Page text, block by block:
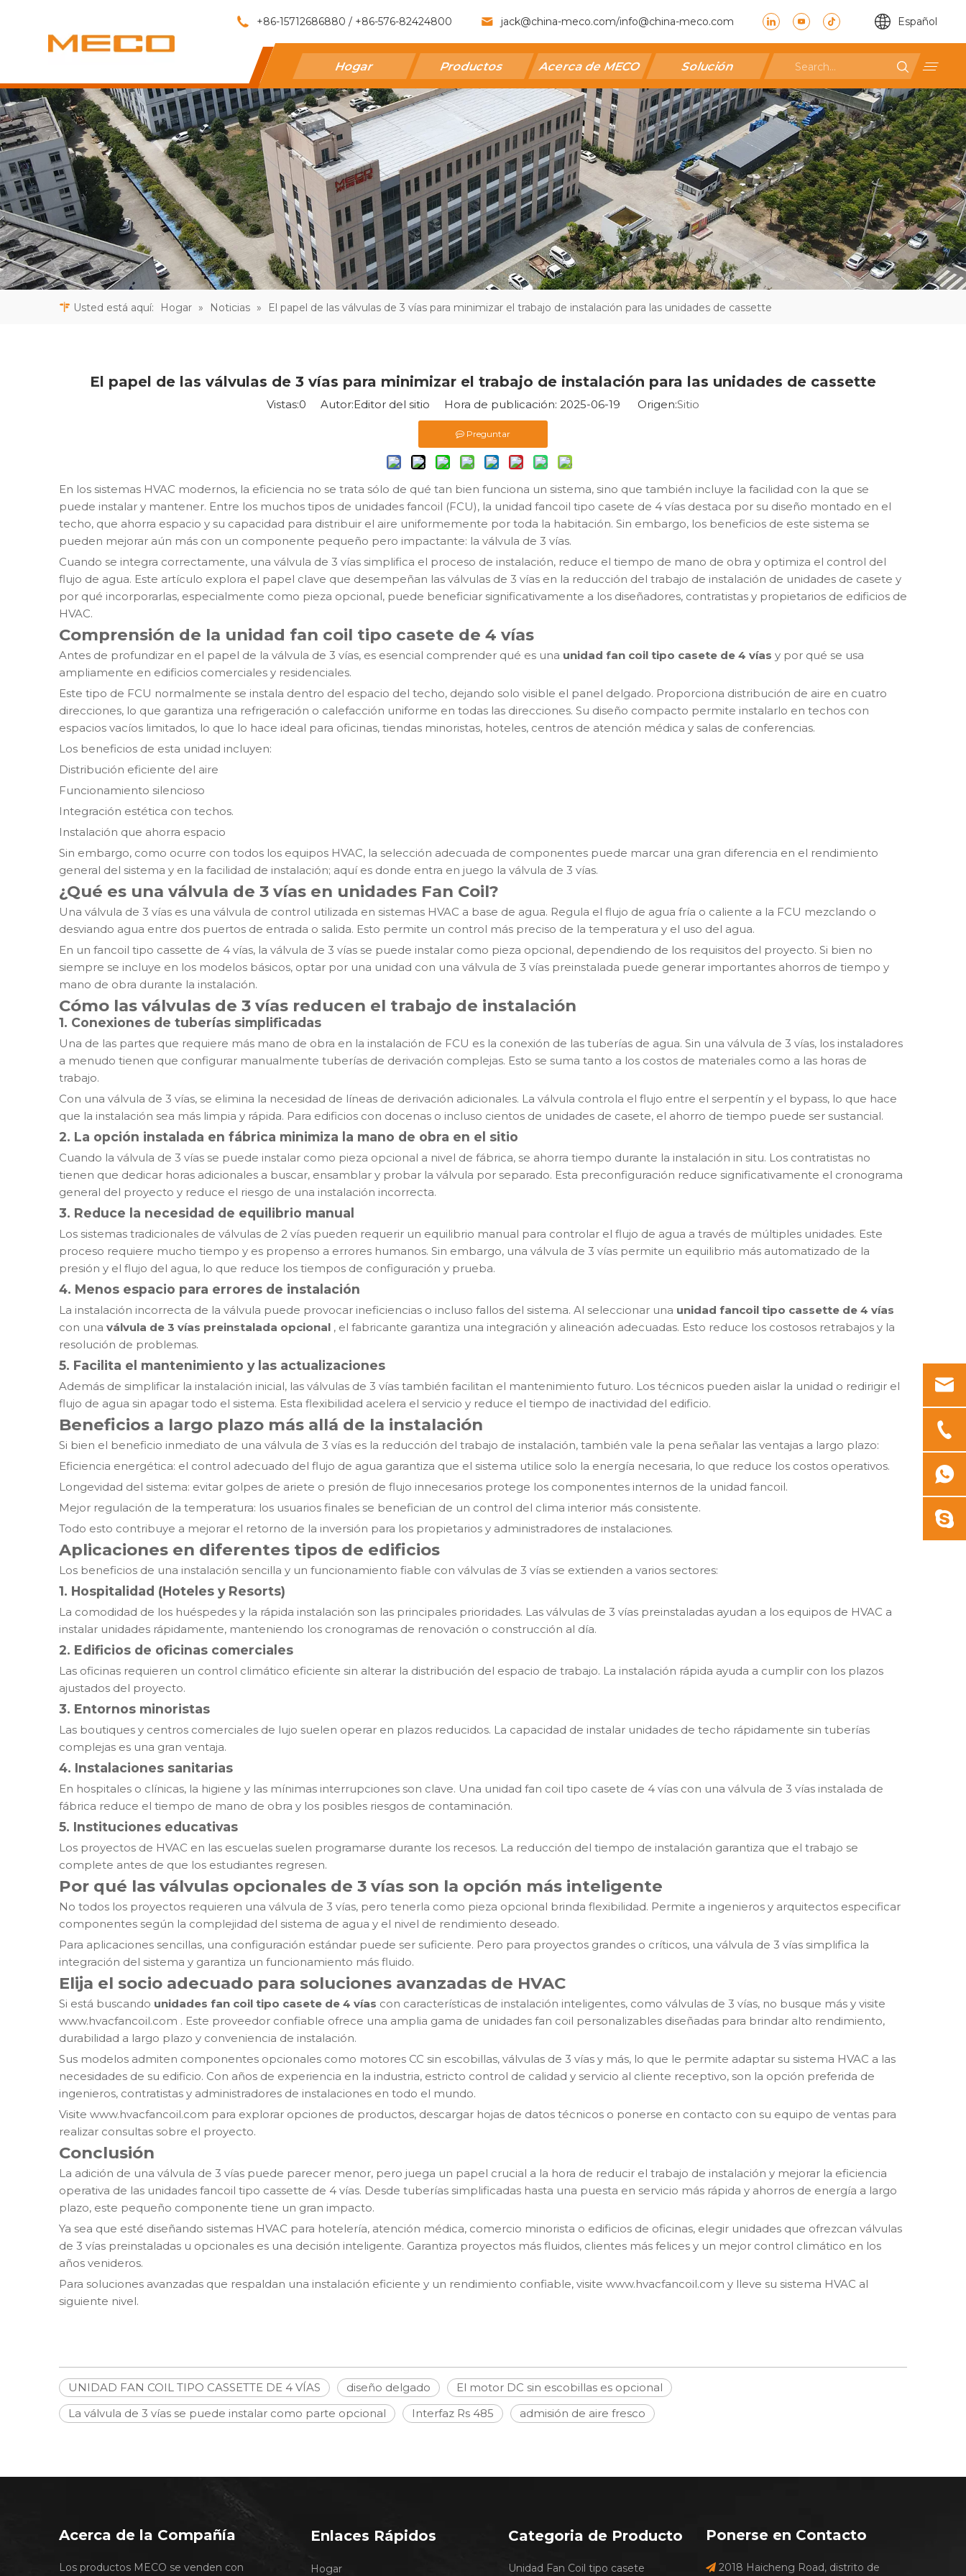
+86-15712686880 / +86-576-82424800 jack@china-meco.com/info@china-meco.com Español
Hogar Productos Acerca de MECO Solución
Usted está aquí: Hogar » Noticias » El papel de las válvulas de 3 vías para minimizar el trabajo de instalación para las unidades de cassette
El papel de las válvulas de 3 vías para minimizar el trabajo de instalación para las unidades de cassette
Vistas:0 Autor:Editor del sitio Hora de publicación: 2025-06-19 Origen:Sitio
Preguntar
En los sistemas HVAC modernos, la eficiencia no se trata sólo de qué tan bien funciona un sistema, sino que también incluye la facilidad con la que se
puede instalar y mantener. Entre los muchos tipos de unidades fancoil (FCU), la unidad fancoil tipo casete de 4 vías destaca por su diseño montado en el
techo, que ahorra espacio y su capacidad para distribuir el aire uniformemente por toda la habitación. Sin embargo, los beneficios de este sistema se
pueden mejorar aún más con un componente pequeño pero impactante: la válvula de 3 vías.
Cuando se integra correctamente, una válvula de 3 vías simplifica el proceso de instalación, reduce el tiempo de mano de obra y optimiza el control del
flujo de agua. Este artículo explora el papel clave que desempeñan las válvulas de 3 vías en la reducción del trabajo de instalación de unidades de casete y
por qué incorporarlas, especialmente como pieza opcional, puede beneficiar significativamente a los diseñadores, contratistas y propietarios de edificios de
HVAC.
Comprensión de la unidad fan coil tipo casete de 4 vías
Antes de profundizar en el papel de la válvula de 3 vías, es esencial comprender qué es una unidad fan coil tipo casete de 4 vías y por qué se usa
ampliamente en edificios comerciales y residenciales.
Este tipo de FCU normalmente se instala dentro del espacio del techo, dejando solo visible el panel delgado. Proporciona distribución de aire en cuatro
direcciones, lo que garantiza una refrigeración o calefacción uniforme en todas las direcciones. Su diseño compacto permite instalarlo en techos con
espacios vacíos limitados, lo que lo hace ideal para oficinas, tiendas minoristas, hoteles, centros de atención médica y salas de conferencias.
Los beneficios de esta unidad incluyen:
Distribución eficiente del aire
Funcionamiento silencioso
Integración estética con techos.
Instalación que ahorra espacio
Sin embargo, como ocurre con todos los equipos HVAC, la selección adecuada de componentes puede marcar una gran diferencia en el rendimiento
general del sistema y en la facilidad de instalación; aquí es donde entra en juego la válvula de 3 vías.
¿Qué es una válvula de 3 vías en unidades Fan Coil?
Una válvula de 3 vías es una válvula de control utilizada en sistemas HVAC a base de agua. Regula el flujo de agua fría o caliente a la FCU mezclando o
desviando agua entre dos puertos de entrada o salida. Esto permite un control más preciso de la temperatura y el uso del agua.
En un fancoil tipo cassette de 4 vías, la válvula de 3 vías se puede instalar como pieza opcional, dependiendo de los requisitos del proyecto. Si bien no
siempre se incluye en los modelos básicos, optar por una unidad con una válvula de 3 vías preinstalada puede generar importantes ahorros de tiempo y
mano de obra durante la instalación.
Cómo las válvulas de 3 vías reducen el trabajo de instalación
1. Conexiones de tuberías simplificadas
Una de las partes que requiere más mano de obra en la instalación de FCU es la conexión de las tuberías de agua. Sin una válvula de 3 vías, los instaladores
a menudo tienen que configurar manualmente tuberías de derivación complejas. Esto se suma tanto a los costos de materiales como a las horas de
trabajo.
Con una válvula de 3 vías, se elimina la necesidad de líneas de derivación adicionales. La válvula controla el flujo entre el serpentín y el bypass, lo que hace
que la instalación sea más limpia y rápida. Para edificios con docenas o incluso cientos de unidades de casete, el ahorro de tiempo puede ser sustancial.
2. La opción instalada en fábrica minimiza la mano de obra en el sitio
Cuando la válvula de 3 vías se puede instalar como pieza opcional a nivel de fábrica, se ahorra tiempo durante la instalación in situ. Los contratistas no
tienen que dedicar horas adicionales a buscar, ensamblar y probar la válvula por separado. Esta preconfiguración reduce significativamente el cronograma
general del proyecto y reduce el riesgo de una instalación incorrecta.
3. Reduce la necesidad de equilibrio manual
Los sistemas tradicionales de válvulas de 2 vías pueden requerir un equilibrio manual para controlar el flujo de agua a través de múltiples unidades. Este
proceso requiere mucho tiempo y es propenso a errores humanos. Sin embargo, una válvula de 3 vías permite un equilibrio más automatizado de la
presión y el flujo del agua, lo que reduce los tiempos de configuración y prueba.
4. Menos espacio para errores de instalación
La instalación incorrecta de la válvula puede provocar ineficiencias o incluso fallos del sistema. Al seleccionar una unidad fancoil tipo cassette de 4 vías
con una válvula de 3 vías preinstalada opcional , el fabricante garantiza una integración y alineación adecuadas. Esto reduce los costosos retrabajos y la
resolución de problemas.
5. Facilita el mantenimiento y las actualizaciones
Además de simplificar la instalación inicial, las válvulas de 3 vías también facilitan el mantenimiento futuro. Los técnicos pueden aislar la unidad o redirigir el
flujo de agua sin apagar todo el sistema. Esta flexibilidad acelera el servicio y reduce el tiempo de inactividad del edificio.
Beneficios a largo plazo más allá de la instalación
Si bien el beneficio inmediato de una válvula de 3 vías es la reducción del trabajo de instalación, también vale la pena señalar las ventajas a largo plazo:
Eficiencia energética: el control adecuado del flujo de agua garantiza que el sistema utilice solo la energía necesaria, lo que reduce los costos operativos.
Longevidad del sistema: evitar golpes de ariete o presión de flujo innecesarios protege los componentes internos de la unidad fancoil.
Mejor regulación de la temperatura: los usuarios finales se benefician de un control del clima interior más consistente.
Todo esto contribuye a mejorar el retorno de la inversión para los propietarios y administradores de instalaciones.
Aplicaciones en diferentes tipos de edificios
Los beneficios de una instalación sencilla y un funcionamiento fiable con válvulas de 3 vías se extienden a varios sectores:
1. Hospitalidad (Hoteles y Resorts)
La comodidad de los huéspedes y la rápida instalación son las principales prioridades. Las válvulas de 3 vías preinstaladas ayudan a los equipos de HVAC a
instalar unidades rápidamente, manteniendo los cronogramas de renovación o construcción al día.
2. Edificios de oficinas comerciales
Las oficinas requieren un control climático eficiente sin alterar la distribución del espacio de trabajo. La instalación rápida ayuda a cumplir con los plazos
ajustados del proyecto.
3. Entornos minoristas
Las boutiques y centros comerciales de lujo suelen operar en plazos reducidos. La capacidad de instalar unidades de techo rápidamente sin tuberías
complejas es una gran ventaja.
4. Instalaciones sanitarias
En hospitales o clínicas, la higiene y las mínimas interrupciones son clave. Una unidad fan coil tipo casete de 4 vías con una válvula de 3 vías instalada de
fábrica reduce el tiempo de mano de obra y los posibles riesgos de contaminación.
5. Instituciones educativas
Los proyectos de HVAC en las escuelas suelen programarse durante los recesos. La reducción del tiempo de instalación garantiza que el trabajo se
complete antes de que los estudiantes regresen.
Por qué las válvulas opcionales de 3 vías son la opción más inteligente
No todos los proyectos requieren una válvula de 3 vías, pero tenerla como pieza opcional brinda flexibilidad. Permite a ingenieros y arquitectos especificar
componentes según la complejidad del sistema de agua y el nivel de rendimiento deseado.
Para aplicaciones sencillas, una configuración estándar puede ser suficiente. Pero para proyectos grandes o críticos, una válvula de 3 vías simplifica la
integración del sistema y garantiza un funcionamiento más fluido.
Elija el socio adecuado para soluciones avanzadas de HVAC
Si está buscando unidades fan coil tipo casete de 4 vías con características de instalación inteligentes, como válvulas de 3 vías, no busque más y visite
www.hvacfancoil.com . Este proveedor confiable ofrece una amplia gama de unidades fan coil personalizables diseñadas para brindar alto rendimiento,
durabilidad a largo plazo y conveniencia de instalación.
Sus modelos admiten componentes opcionales como motores CC sin escobillas, válvulas de 3 vías y más, lo que le permite adaptar su sistema HVAC a las
necesidades de su edificio. Con años de experiencia en la industria, estricto control de calidad y servicio al cliente receptivo, son la opción preferida de
ingenieros, contratistas y administradores de instalaciones en todo el mundo.
Visite www.hvacfancoil.com para explorar opciones de productos, descargar hojas de datos técnicos o ponerse en contacto con su equipo de ventas para
realizar consultas sobre el proyecto.
Conclusión
La adición de una válvula de 3 vías puede parecer menor, pero juega un papel crucial a la hora de reducir el trabajo de instalación y mejorar la eficiencia
operativa de las unidades fancoil tipo cassette de 4 vías. Desde tuberías simplificadas hasta una puesta en servicio más rápida y ahorros de energía a largo
plazo, este pequeño componente tiene un gran impacto.
Ya sea que esté diseñando sistemas HVAC para hotelería, atención médica, comercio minorista o edificios de oficinas, elegir unidades que ofrezcan válvulas
de 3 vías preinstaladas u opcionales es una decisión inteligente. Garantiza proyectos más fluidos, clientes más felices y un mejor control climático en los
años venideros.
Para soluciones avanzadas que respaldan una instalación eficiente y un rendimiento confiable, visite www.hvacfancoil.com y lleve su sistema HVAC al
siguiente nivel.
UNIDAD FAN COIL TIPO CASSETTE DE 4 VÍAS diseño delgado
El motor DC sin escobillas es opcional
La válvula de 3 vías se puede instalar como parte opcional
Interfaz Rs 485 admisión de aire fresco
Acerca de la Compañía
Los productos MECO se venden con
Enlaces Rápidos
Hogar
Categoria de Producto
Unidad Fan Coil tipo casete
Ponerse en Contacto
 2018 Haicheng Road, distrito de